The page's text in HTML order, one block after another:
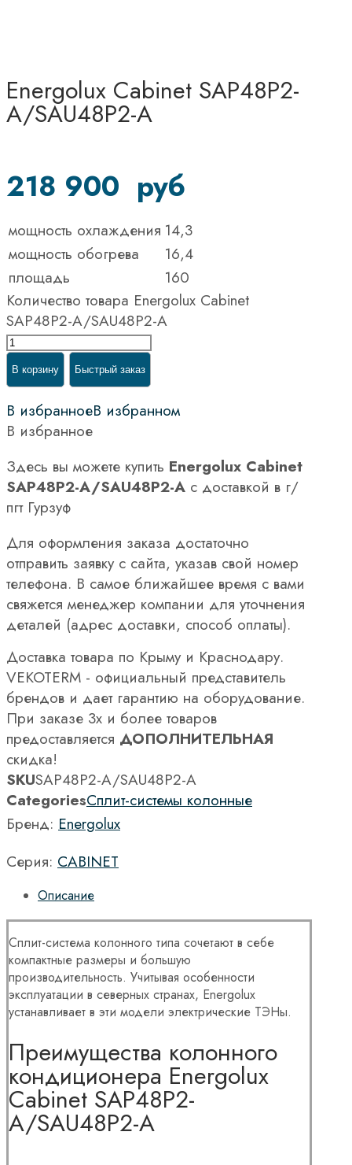
Energolux Cabinet SAP48P2-
A/SAU48P2-A
218 900 руб
мощность охлаждения 14,3
мощность обогрева
16,4
площадь
160
Количество товара Energolux Cabinet
SAP48P2-A/SAU48P2-A
В корзину Быстрый заказ
В избранноеВ избранном
В избранное
Здесь вы можете купить Energolux Cabinet
SAP48P2-A/SAU48P2-A с доставкой в г/
пгт Гурзуф
Для оформления заказа достаточно
отправить заявку с сайта, указав свой номер
телефона. В самое ближайшее время с вами
свяжется менеджер компании для уточнения
деталей (адрес доставки, способ оплаты).
Доставка товара по Крыму и Краснодару.
VEKOTERM - официальный представитель
брендов и дает гарантию на оборудование.
При заказе 3х и более товаров
предоставляется ДОПОЛНИТЕЛЬНАЯ
скидка!
SKUSAP48P2-A/SAU48P2-A
CategoriesСплит-системы колонные
Бренд: Energolux
Серия: CABINET
Описание
Сплит-система колонного типа сочетают в себе
компактные размеры и большую
производительность. Учитывая особенности
эксплуатации в северных странах, Energolux
устанавливает в эти модели электрические ТЭНы.
Преимущества колонного
кондиционера Energolux
Cabinet SAP48P2-
A/SAU48P2-A